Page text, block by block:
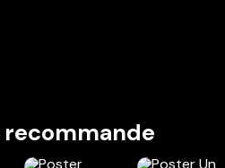
recommande